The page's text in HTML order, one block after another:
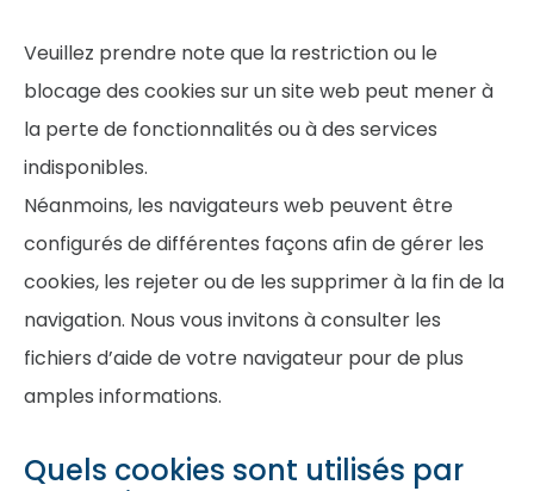
Veuillez prendre note que la restriction ou le
blocage des cookies sur un site web peut mener à
la perte de fonctionnalités ou à des services
indisponibles.
Néanmoins, les navigateurs web peuvent être
configurés de différentes façons afin de gérer les
cookies, les rejeter ou de les supprimer à la fin de la
navigation. Nous vous invitons à consulter les
fichiers d’aide de votre navigateur pour de plus
amples informations.
Quels cookies sont utilisés par